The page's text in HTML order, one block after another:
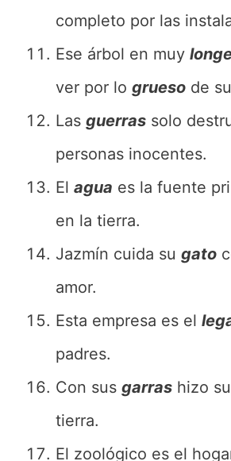
completo por las
Ese árbol en muy
ver por lo grueso de
Las guerras solo
personas inocentes.
El agua es la fuente
en la tierra.
Jazmín cuida su gato
amor.
Esta empresa es el
padres.
Con sus garras hizo
tierra.
El zoológico es el